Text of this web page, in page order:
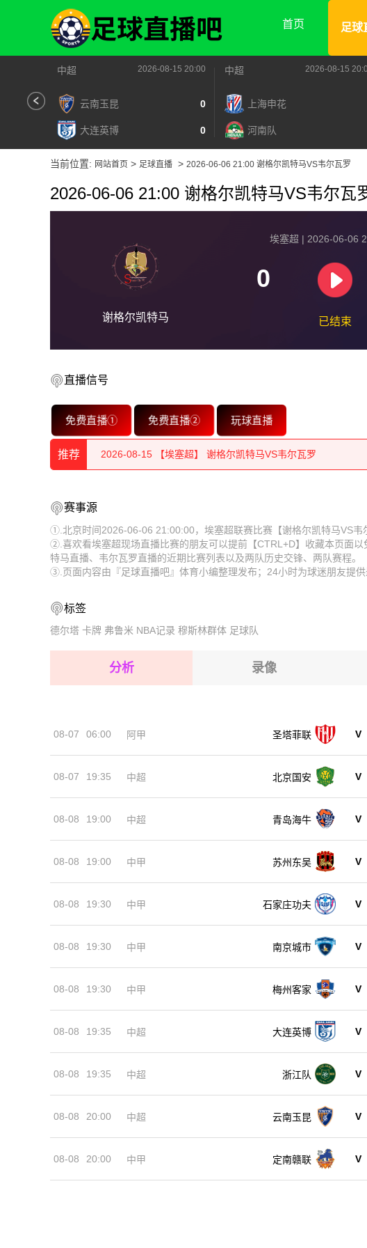
首页 足球
中超 2026-08-15 20:00
云南玉昆 0
大连英博 0
中超 2026-08-15
上海申花
河南队
当前位置: 网站首页 > 足球直播 > 2026-06-06 21:00 谢格尔凯特马VS韦尔瓦罗
2026-06-06 21:00 谢格尔凯特马VS韦尔瓦
谢格尔凯特马
埃塞超 | 2026-06-06
0
已结束
直播信号
免费直播① 免费直播② 玩球直播
推荐
2026-08-15 【埃塞超】 谢格尔凯特马VS韦尔瓦罗
2026-08-15 【埃塞超】 谢格尔凯特马VS韦尔瓦罗
2026-08-15 【埃塞超】 谢格尔凯特马VS韦尔瓦罗
2026-08-15 【埃塞超】 谢格尔凯特马VS韦尔瓦罗
2026-08-15 【埃塞超】 谢格尔凯特马VS韦尔瓦罗
2026-08-14 【埃塞超】 谢格尔凯特马VS韦尔瓦罗
2026-08-15 【埃塞超】 谢格尔凯特马VS韦尔瓦罗
2026-08-15 【埃塞超】 谢格尔凯特马VS韦尔瓦罗
2026-08-15 【埃塞超】 谢格尔凯特马VS韦尔瓦罗
2026-08-15 【埃塞超】 谢格尔凯特马VS韦尔瓦罗
2026-08-15 【埃塞超】 谢格尔凯特马VS韦尔瓦罗
2026-08-14 【埃塞超】 谢格尔凯特马VS韦尔瓦罗
赛事源
①.北京时间2026-06-06 21:00:00，埃塞超联赛比赛【谢格尔凯特马VS韦
②.喜欢看埃塞超现场直播比赛的朋友可以提前【CTRL+D】收藏本页面
特马直播、韦尔瓦罗直播的近期比赛列表以及两队历史交锋、两队赛程。
③.页面内容由『足球直播吧』体育小编整理发布；24小时为球迷朋友提
标签
德尔塔 卡牌 弗鲁米 NBA记录 穆斯林群体 足球队
分析 录像
08-07 06:00 阿甲 圣塔菲联 V
08-07 19:35 中超 北京国安 V
08-08 19:00 中超 青岛海牛 V
08-08 19:00 中甲 苏州东吴 V
08-08 19:30 中甲 石家庄功夫 V
08-08 19:30 中甲 南京城市 V
08-08 19:30 中甲 梅州客家 V
08-08 19:35 中超 大连英博 V
08-08 19:35 中超 浙江队 V
08-08 20:00 中超 云南玉昆 V
08-08 20:00 中甲 定南赣联 V